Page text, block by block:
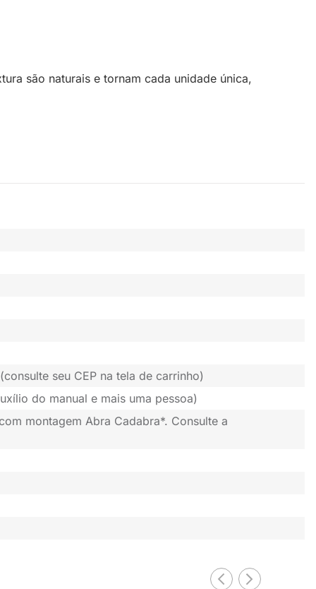
são naturais e tornam cada unidade única,
seu CEP na tela de carrinho)
do manual e mais uma pessoa)
montagem Abra Cadabra*. Consulte a